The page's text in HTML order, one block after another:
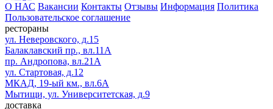
О НАС Вакансии Контакты Отзывы Информация Политика
Пользовательское соглашение
рестораны
ул. Неверовского, д.15
Балаклавский пр., вл.11А
пр. Андропова, вл.21А
ул. Стартовая, д.12
МКАД, 19-ый км., вл.6А
Мытищи, ул. Университетская, д.9
доставка